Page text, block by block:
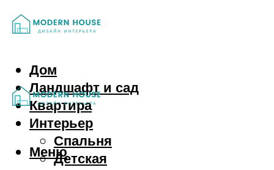
Дом
Ландшафт и сад
Квартира
Интерьер
Спальня
Детская
Меню